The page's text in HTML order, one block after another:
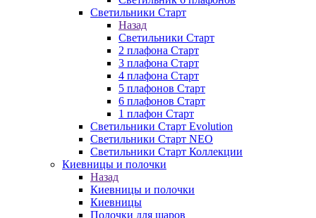
Светильники Старт
Назад
Светильники Старт
2 плафона Старт
3 плафона Старт
4 плафона Старт
5 плафонов Старт
6 плафонов Старт
1 плафон Старт
Светильники Старт Evolution
Светильники Старт NEO
Светильники Старт Коллекции
Киевницы и полочки
Назад
Киевницы и полочки
Киевницы
Полочки для шаров